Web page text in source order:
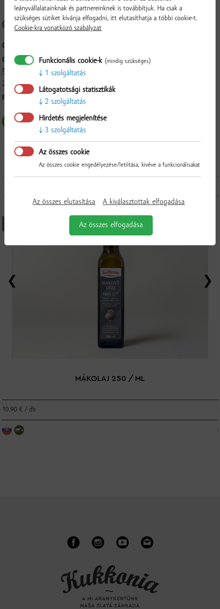
Összetétel és tápérték
CSOMAGOLÁS:
GYÁRTÓ:
ŠKOLSKÉ HOSPODÁRSTVO-BÚŠLAK, spol. s .r.o., Dunajský Klátov č.
268, 930 21, Dunajský Klátov
FELDOLGOZÁS MÓDJA: Hidegen sajtolt.
MÁKOLAJ 250 / ML
10.90 € / db
leányvállalatainknak és partnereinknek is továbbítjuk. Ha csak a
szükséges sütiket kívánja elfogadni, itt elutasíthatja a többi cookie-t.
Cookie-kra vonatkozó szabályzat
Funkcionális cookie-k (mindig szükséges)
1 szolgáltatás
Látogatotsági statisztikák
2 szolgáltatás
Hirdetés megjelenítése
3 szolgáltatás
Az összes cookie
Az összes cookie engedélyezése/letiltása, kivéve a funkcionálisakat
Az összes elutasítása A kiválasztottak elfogadása
Az összes elfogadása